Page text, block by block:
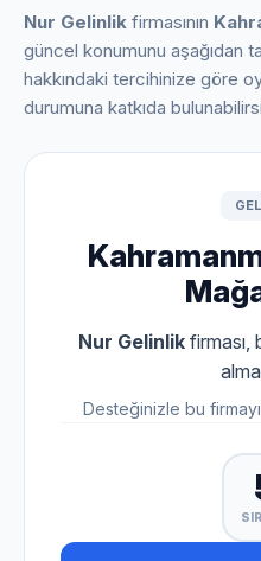
Nur Gelinlik firmasının
güncel konumunu aşağıdan
hakkındaki tercihinize göre
durumuna katkıda
Nur Gelinlikfirması,
Desteğinizle bu firmayı